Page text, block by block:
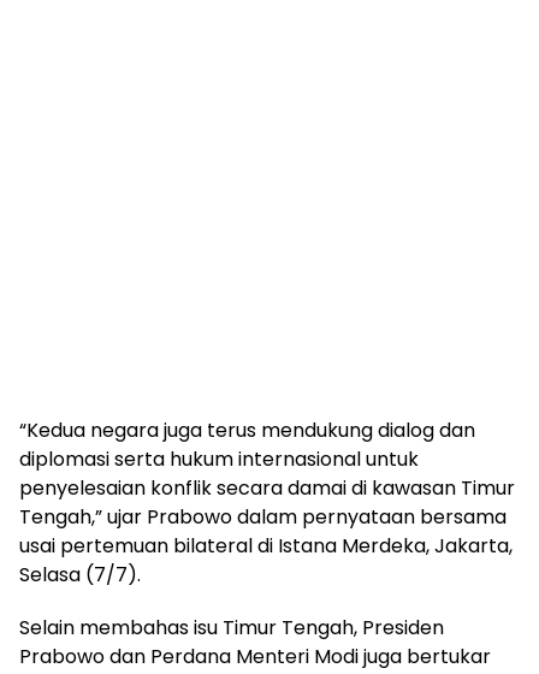
“Kedua negara juga terus mendukung dialog dan
diplomasi serta hukum internasional untuk
penyelesaian konflik secara damai di kawasan Timur
Tengah,” ujar Prabowo dalam pernyataan bersama
usai pertemuan bilateral di Istana Merdeka, Jakarta,
Selasa (7/7).
Selain membahas isu Timur Tengah, Presiden
Prabowo dan Perdana Menteri Modi juga bertukar